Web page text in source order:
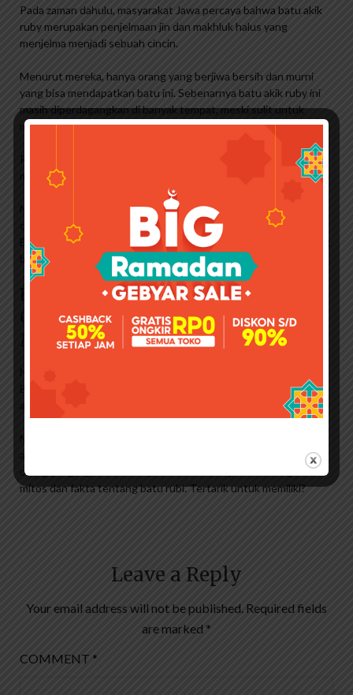
Pada zaman dahulu, masyarakat Jawa percaya bahwa batu akik
ruby ​​merupakan penjelmaan jin dan makhluk halus yang
menjelma menjadi sebuah cincin.
Menurut mereka, hanya orang yang berjiwa bersih dan murni
yang bisa mendapatkan batu ini. Sebenarnya batu akik ruby ​​ini
masih diperdagangkan di banyak tempat, meski sulit untuk
menjamin keasliannya sepenuhnya.
Ruby raw rock, pendahulu batu ruby, menurut klasifikasi batu
mulia. (Foto: Ilmiah Thermo Fisher)
Meski banyak legenda beredar, batu akik ruby ​​ini juga telah
dipelajari secara ilmiah dari sudut pandang geologis.
Berdasarkan survey geologi, kelangkaan batu akik ruby ​​memang
benar adanya. Dari temuan geologis di Indonesia, batuan
Batu Permata Natural Hessonite
Garnet Srilanka 8.80 Ct Nte Skylab
Memo
Nilai kekerasan batu ruby ​​ini dinyatakan dalam 9 satuan MoHS.
Batu tunggal dengan nilai kekerasan lebih tinggi dari batu ini
adalah intan atau
Meski banyak legenda yang beredar, namun tak dipungkiri batu
akik ruby ​​memiliki keindahan yang tinggi dan wajar jika banyak
orang yang ingin memilikinya. Demikian penjelasan mengenai
mitos dan fakta tentang batu rubi. Tertarik untuk memiliki?
Leave a Reply
Your email address will not be published. Required fields
are marked *
COMMENT *